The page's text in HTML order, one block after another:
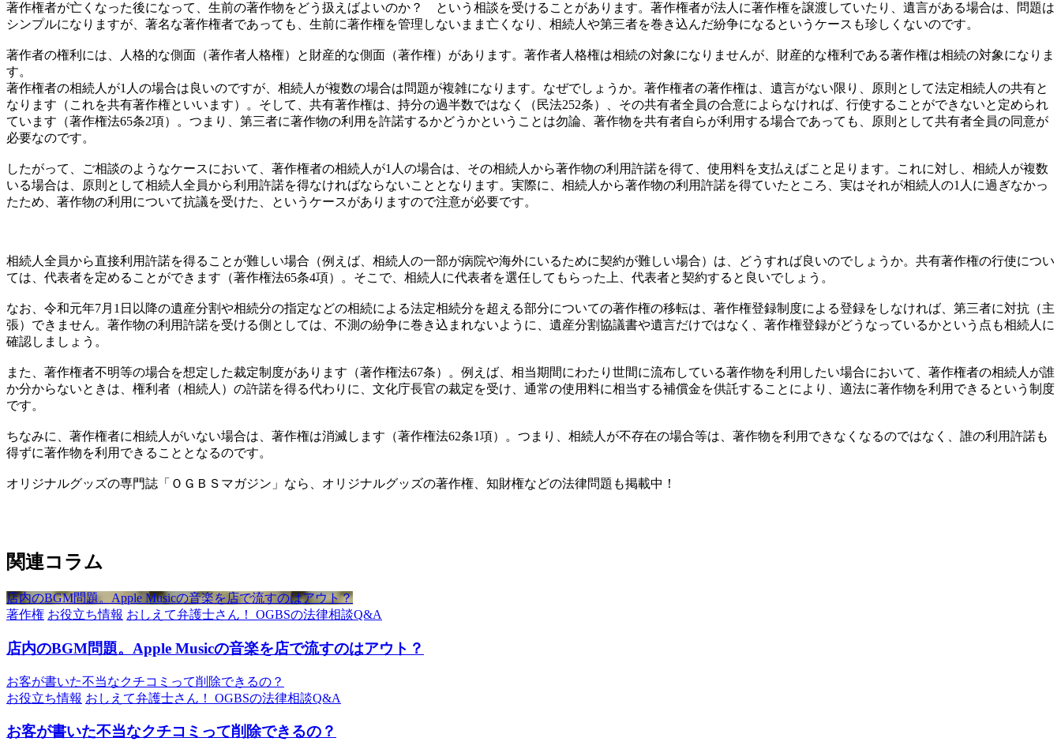
著作権者が亡くなった後になって、生前の著作物をどう扱えばよいのか？ という相談を受けることがあります。著作権者が法人に著作権を譲渡していたり、遺言がある場合は、問題は
シンプルになりますが、著名な著作権者であっても、生前に著作権を管理しないまま亡くなり、相続人や第三者を巻き込んだ紛争になるというケースも珍しくないのです。
著作者の権利には、人格的な側面（著作者人格権）と財産的な側面（著作権）があります。著作者人格権は相続の対象になりませんが、財産的な権利である著作権は相続の対象になりま
す。
著作権者の相続人が1人の場合は良いのですが、相続人が複数の場合は問題が複雑になります。なぜでしょうか。著作権者の著作権は、遺言がない限り、原則として法定相続人の共有と
なります（これを共有著作権といいます）。そして、共有著作権は、持分の過半数ではなく（民法252条）、その共有者全員の合意によらなければ、行使することができないと定められ
ています（著作権法65条2項）。つまり、第三者に著作物の利用を許諾するかどうかということは勿論、著作物を共有者自らが利用する場合であっても、原則として共有者全員の同意が
必要なのです。
したがって、ご相談のようなケースにおいて、著作権者の相続人が1人の場合は、その相続人から著作物の利用許諾を得て、使用料を支払えばこと足ります。これに対し、相続人が複数
いる場合は、原則として相続人全員から利用許諾を得なければならないこととなります。実際に、相続人から著作物の利用許諾を得ていたところ、実はそれが相続人の1人に過ぎなかっ
たため、著作物の利用について抗議を受けた、というケースがありますので注意が必要です。
相続人全員から直接利用許諾を得ることが難しい場合（例えば、相続人の一部が病院や海外にいるために契約が難しい場合）は、どうすれば良いのでしょうか。共有著作権の行使につい
ては、代表者を定めることができます（著作権法65条4項）。そこで、相続人に代表者を選任してもらった上、代表者と契約すると良いでしょう。
なお、令和元年7月1日以降の遺産分割や相続分の指定などの相続による法定相続分を超える部分についての著作権の移転は、著作権登録制度による登録をしなければ、第三者に対抗（主
張）できません。著作物の利用許諾を受ける側としては、不測の紛争に巻き込まれないように、遺産分割協議書や遺言だけではなく、著作権登録がどうなっているかという点も相続人に
確認しましょう。
また、著作権者不明等の場合を想定した裁定制度があります（著作権法67条）。例えば、相当期間にわたり世間に流布している著作物を利用したい場合において、著作権者の相続人が誰
か分からないときは、権利者（相続人）の許諾を得る代わりに、文化庁長官の裁定を受け、通常の使用料に相当する補償金を供託することにより、適法に著作物を利用できるという制度
です。
ちなみに、著作権者に相続人がいない場合は、著作権は消滅します（著作権法62条1項）。つまり、相続人が不存在の場合等は、著作物を利用できなくなるのではなく、誰の利用許諾も
得ずに著作物を利用できることとなるのです。
オリジナルグッズの専門誌「ＯＧＢＳマガジン」なら、オリジナルグッズの著作権、知財権などの法律問題も掲載中！
関連コラム
店内のBGM問題。Apple Musicの音楽を店で流すのはアウト？
著作権 お役立ち情報 おしえて弁護士さん！ OGBSの法律相談Q&A
店内のBGM問題。Apple Musicの音楽を店で流すのはアウト？
お客が書いた不当なクチコミって削除できるの？
お役立ち情報 おしえて弁護士さん！ OGBSの法律相談Q&A
お客が書いた不当なクチコミって削除できるの？